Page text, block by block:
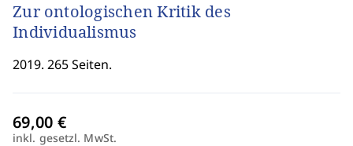
Zur ontologischen Kritik des
Individualismus
2019. 265 Seiten.
inkl. gesetzl. MwSt.